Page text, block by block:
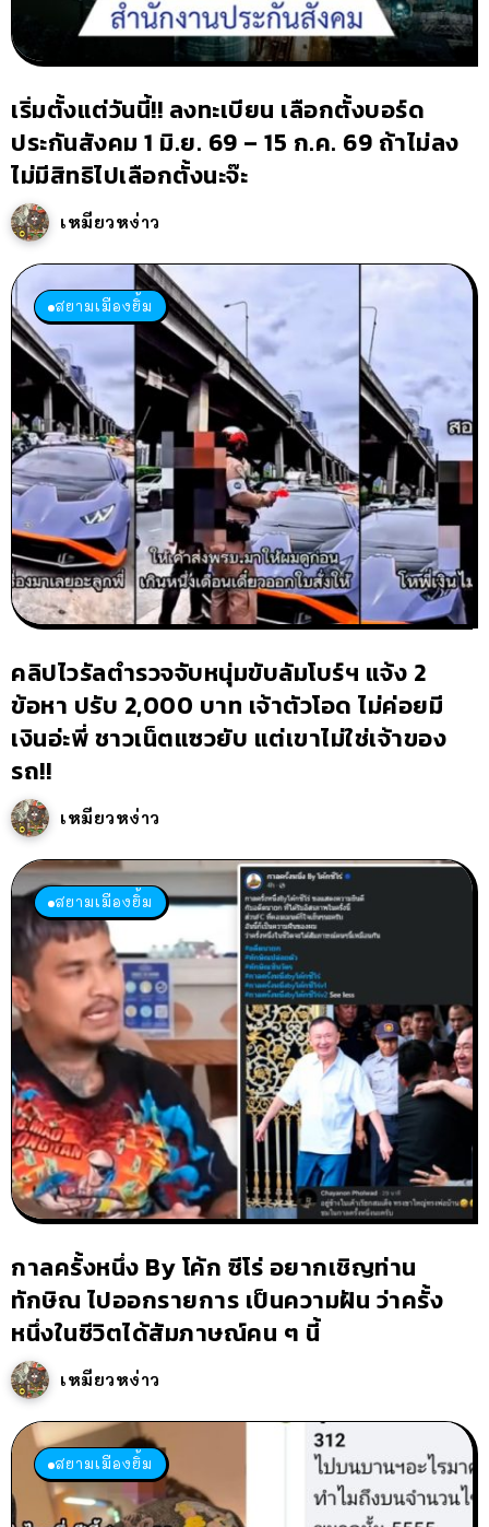
เริ่มตั้งแต่วันนี้!! ลงทะเบียน เลือกตั้งบอร์ด
ประกันสังคม 1 มิ.ย. 69 – 15 ก.ค. 69 ถ้าไม่ลง
ไม่มีสิทธิไปเลือกตั้งนะจ๊ะ
เหมียวหง่าว
สยามเมืองยิ้ม
คลิปไวรัลตำรวจจับหนุ่มขับลัมโบร์ฯ แจ้ง 2
ข้อหา ปรับ 2,000 บาท เจ้าตัวโอด ไม่ค่อยมี
เงินอ่ะพี่ ชาวเน็ตแซวยับ แต่เขาไม่ใช่เจ้าของ
รถ!!
เหมียวหง่าว
สยามเมืองยิ้ม
กาลครั้งหนึ่ง By โค้ก ซีโร่ อยากเชิญท่าน
ทักษิณ ไปออกรายการ เป็นความฝัน ว่าครั้ง
หนึ่งในชีวิตได้สัมภาษณ์คน ๆ นี้
เหมียวหง่าว
สยามเมืองยิ้ม